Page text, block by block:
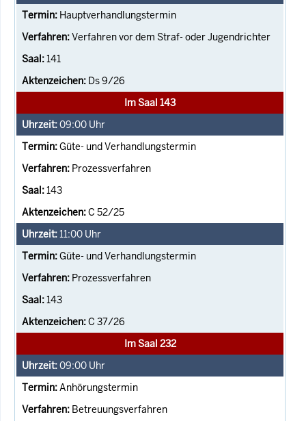
Hauptverhandlungstermin
Verfahren vor dem Straf- oder Jugendrichter
141
Ds 9/26
Im Saal 143
09:00 Uhr
Güte- und Verhandlungstermin
Prozessverfahren
143
C 52/25
11:00 Uhr
Güte- und Verhandlungstermin
Prozessverfahren
143
C 37/26
Im Saal 232
09:00 Uhr
Anhörungstermin
Betreuungsverfahren